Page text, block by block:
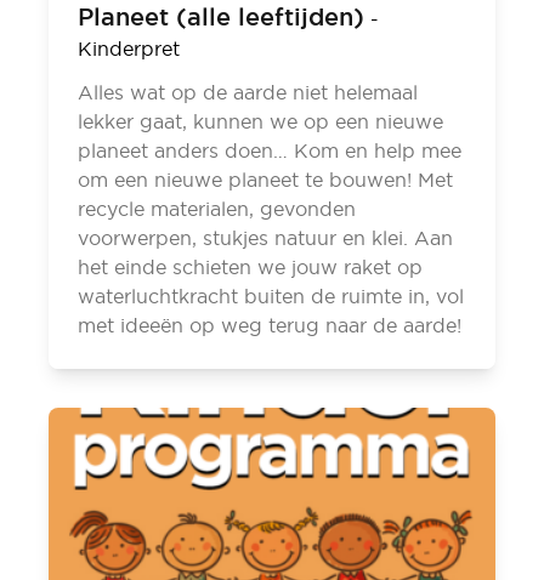
Planeet (alle leeftijden) -
Kinderpret
Alles wat op de aarde niet helemaal
lekker gaat, kunnen we op een nieuwe
planeet anders doen… Kom en help mee
om een nieuwe planeet te bouwen! Met
recycle materialen, gevonden
voorwerpen, stukjes natuur en klei. Aan
het einde schieten we jouw raket op
waterluchtkracht buiten de ruimte in, vol
met ideeën op weg terug naar de aarde!